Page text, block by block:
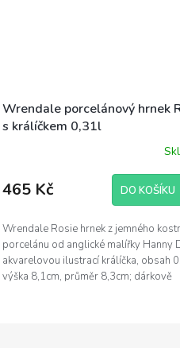
Wrendale porcelánový hrnek
s králíčkem 0,31l
465 Kč DO KOŠÍKU
Wrendale Rosie hrnek z jemného
porcelánu od anglické malířky Hanny
akvarelovou ilustrací králíčka, obsah
výška 8,1cm, průměr 8,3cm; dárkově